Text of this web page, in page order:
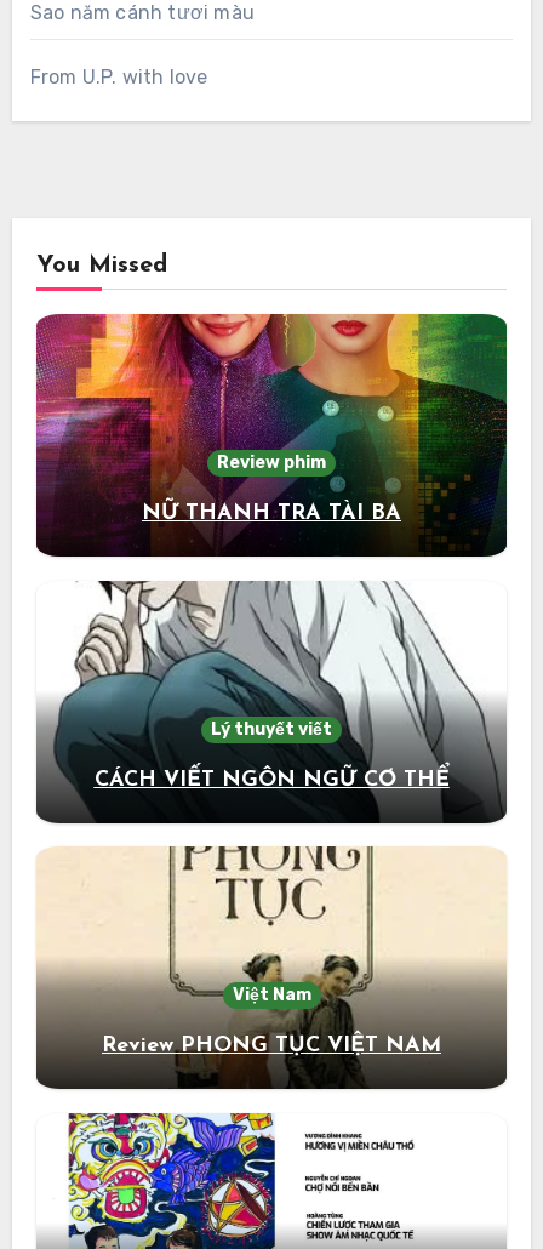
Sao năm cánh tươi màu
From U.P. with love
You Missed
Review phim
NỮ THANH TRA TÀI BA
Lý thuyết viết
CÁCH VIẾT NGÔN NGỮ CƠ THỂ
Việt Nam
Review PHONG TỤC VIỆT NAM